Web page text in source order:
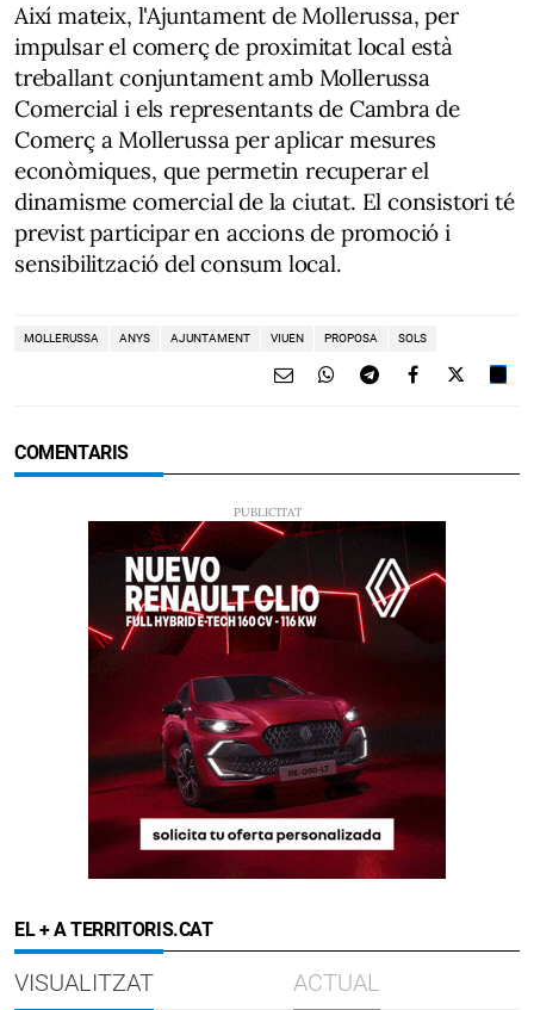
Així mateix, l'Ajuntament de Mollerussa, per
impulsar el comerç de proximitat local està
treballant conjuntament amb Mollerussa
Comercial i els representants de Cambra de
Comerç a Mollerussa per aplicar mesures
econòmiques, que permetin recuperar el
dinamisme comercial de la ciutat. El consistori té
previst participar en accions de promoció i
sensibilització del consum local.
MOLLERUSSA ANYS AJUNTAMENT VIUEN PROPOSA SOLS
COMENTARIS
EL + A TERRITORIS.CAT
VISUALITZAT ACTUAL